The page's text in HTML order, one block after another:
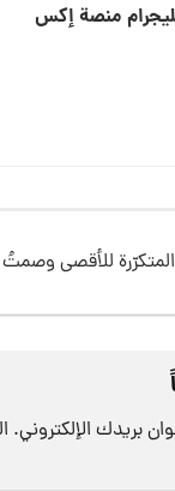
منصة إكس
للأقصى وصمتُ
بريدك الإلكتروني.